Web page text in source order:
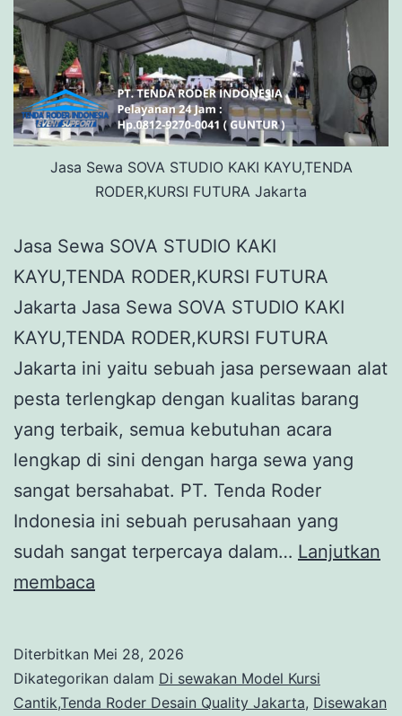
Jasa Sewa SOVA STUDIO KAKI KAYU,TENDA
RODER,KURSI FUTURA Jakarta
Jasa Sewa SOVA STUDIO KAKI
KAYU,TENDA RODER,KURSI FUTURA
Jakarta Jasa Sewa SOVA STUDIO KAKI
KAYU,TENDA RODER,KURSI FUTURA
Jakarta ini yaitu sebuah jasa persewaan alat
pesta terlengkap dengan kualitas barang
yang terbaik, semua kebutuhan acara
lengkap di sini dengan harga sewa yang
sangat bersahabat. PT. Tenda Roder
Indonesia ini sebuah perusahaan yang
sudah sangat terpercaya dalam… Lanjutkan
membaca
STUDIO
KAKI
Diterbitkan Mei 28, 2026
Dikategorikan dalam Di sewakan Model Kursi
Cantik,Tenda Roder Desain Quality Jakarta, Disewakan